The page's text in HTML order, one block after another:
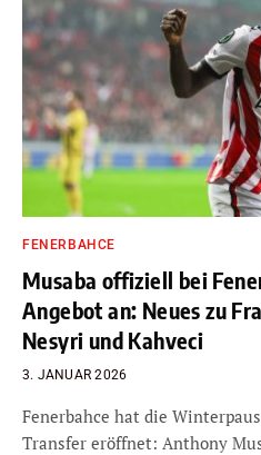
FENERBAHCE
Musaba offiziell bei
Angebot an: Neues zu
Nesyri und Kahveci
3. JANUAR 2026
Fenerbahce hat die
Transfer eröffnet: Anthony